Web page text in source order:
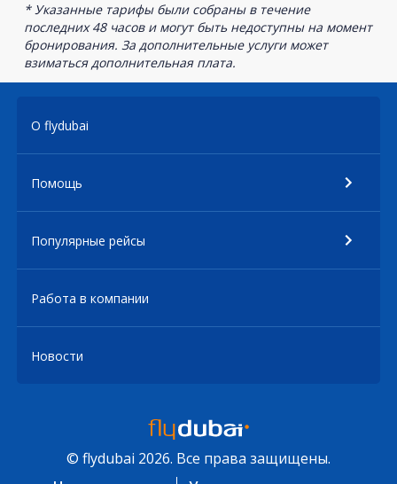
* Указанные тарифы были собраны в течение
последних 48 часов и могут быть недоступны на момент
бронирования. За дополнительные услуги может
взиматься дополнительная плата.
О flydubai
Помощь
Популярные рейсы
Работа в компании
Новости
© flydubai 2026. Все права защищены.